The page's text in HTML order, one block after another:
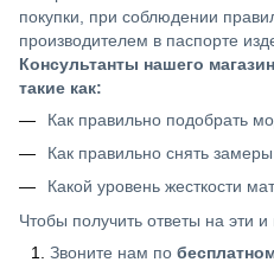
покупки, при соблюдении
производителем в паспорте
Консультанты нашего
такие как:
Как правильно подобрать
Как правильно снять
Какой уровень жесткости
Чтобы получить ответы на эти
Звоните нам по